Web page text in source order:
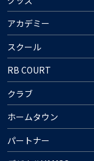
アカデミー
スクール
RB COURT
クラブ
ホームタウン
パートナー